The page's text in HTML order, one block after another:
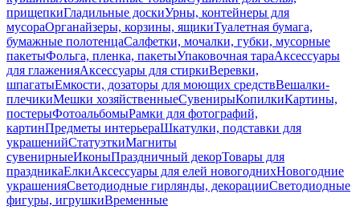
прищепкиГладильные доскиУрны, контейнеры для
мусораОрганайзеры, корзины, ящикиТуалетная бумага,
бумажные полотенцаСалфетки, мочалки, губки, мусорные
пакетыФольга, пленка, пакетыУпаковочная тараАксессуары
для глаженияАксессуары для стиркиВеревки,
шпагатыЕмкости, дозаторы для моющих средствВешалки-
плечикиМешки хозяйственныеСувенирыКопилкиКартины,
постерыФотоальбомыРамки для фотографий,
картинПредметы интерьераШкатулки, подставки для
украшенийСтатуэткиМагниты
сувенирныеИконыПраздничный декорТовары для
праздникаЕлкиАксессуары для елей новогоднихНовогодние
украшенияСветодиодные гирлянды, декорацииСветодиодные
фигуры, игрушкиВременные